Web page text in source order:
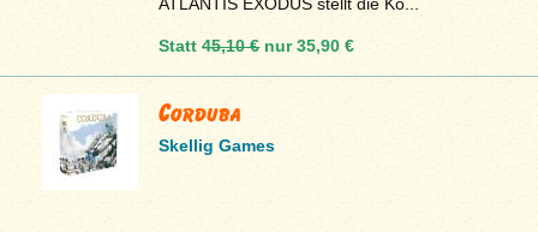
Statt45,10 €nur35,90 €
Corduba
Skellig Games